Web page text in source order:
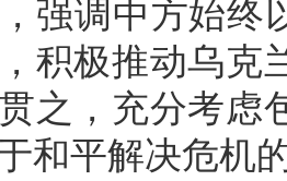
强调中方始终
积极推动乌克
之，充分考虑
和平解决危机